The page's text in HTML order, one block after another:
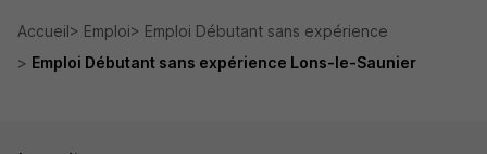
Accueil Emploi
Emploi Débutant sans expérience
Emploi Débutant sans expérience Lons-le-Saunier